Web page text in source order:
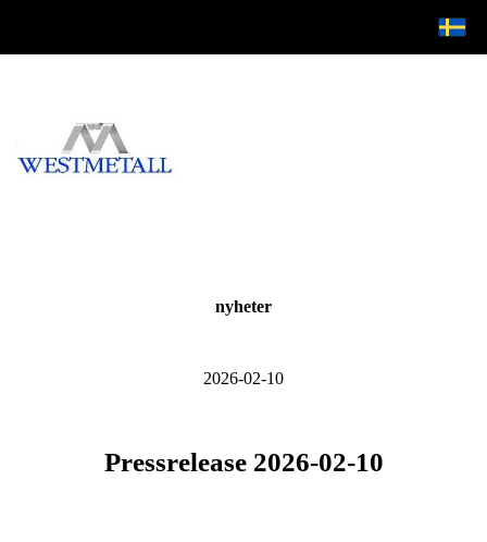
nyheter
2026-02-10
Pressrelease 2026-02-10